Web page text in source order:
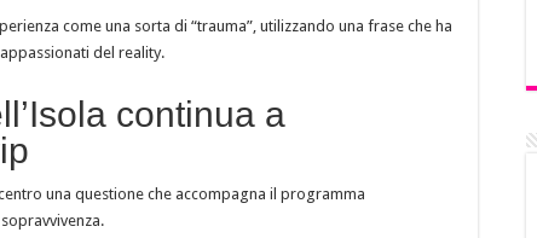
come una sorta di “trauma”, utilizzando una frase che ha
del reality.
continua a
una questione che accompagna il programma